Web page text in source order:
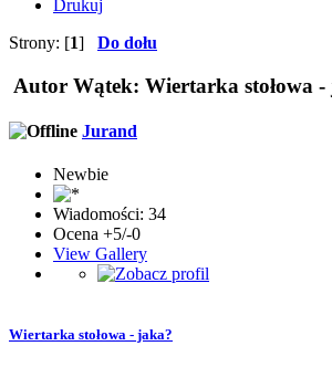
Drukuj
Strony: [1] Do dołu
Autor Wątek: Wiertarka stołowa
Jurand
Newbie
Wiadomości: 34
Ocena +5/-0
View Gallery
Wiertarka stołowa - jaka?